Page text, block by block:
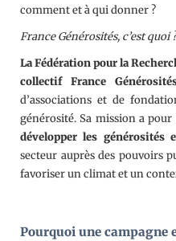
comment et à qui donner ?
France Générosités, c’est quoi ?
La Fédération pour la
collectif France
d’associations et de
générosité. Sa mission a
développer les générosités
secteur auprès des pouvoirs
favoriser un climat et un
Pourquoi une campagne